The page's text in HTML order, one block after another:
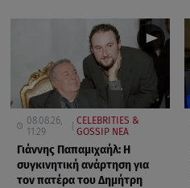
08.08.26,
11:29
CELEBRITIES &
GOSSIP ΝΕΑ
Γιάννης Παπαμιχαήλ: Η
συγκινητική ανάρτηση για
τον πατέρα του Δημήτρη